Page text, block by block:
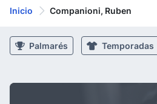
Inicio Companioni, Ruben
Palmarés Temporadas